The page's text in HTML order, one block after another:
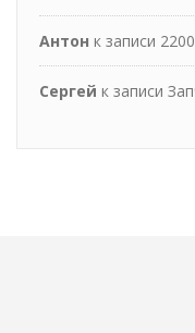
Антон к записи
Сергей к записи